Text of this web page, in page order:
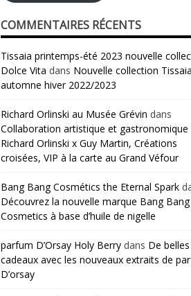
COMMENTAIRES RÉCENTS
Tissaia printemps-été 2023 nouvelle
Dolce Vita dans Nouvelle collection
automne hiver 2022/2023
Richard Orlinski au Musée Grévin dans
Collaboration artistique et gastronomique
Richard Orlinski x Guy Martin, Créations
croisées, VIP à la carte au Grand Véfour
Bang Bang Cosmétics the Eternal Spark
Découvrez la nouvelle marque Bang Bang
Cosmetics à base d’huile de nigelle
parfum D’Orsay Holy Berry dans De
cadeaux avec les nouveaux extraits de
D’orsay